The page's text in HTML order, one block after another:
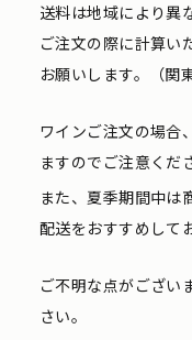
送料は地域により異
ご注文の際に計算い
お願いします。（関
ワインご注文の場合
ますのでご注意くだ
また、夏季期間中は
配送をおすすめして
ご不明な点がござい
さい。